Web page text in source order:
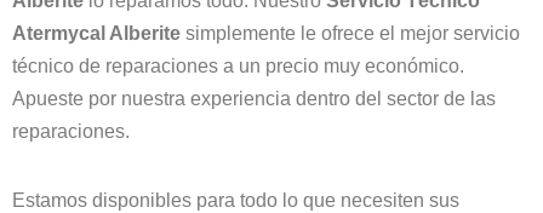
Atermycal Alberite simplemente le ofrece el mejor servicio
técnico de reparaciones a un precio muy económico.
Apueste por nuestra experiencia dentro del sector de las
reparaciones.
Estamos disponibles para todo lo que necesiten sus